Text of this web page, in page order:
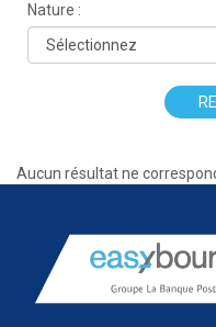
Nature :
Aucun résultat ne